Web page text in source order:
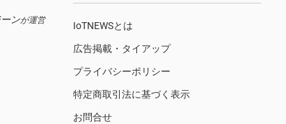
ンが運営
IoTNEWSとは
広告掲載・タイアップ
プライバシーポリシー
特定商取引法に基づく表示
お問合せ